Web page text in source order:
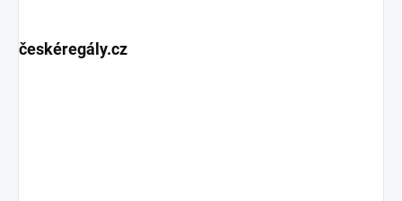
českéregály.cz